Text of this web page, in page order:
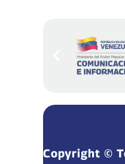
Copyright ©